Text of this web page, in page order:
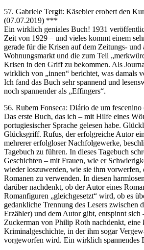
57. Gabriele Tergit: Käsebier erobert den
(07.07.2019) ***
Ein wirklich geniales Buch! 1931
Zeit von 1929 – und vieles kommt einem
gerade für die Krisen auf dem Zeitungs- und
Wohnungsmarkt und die zum Teil
Krisen in den Griff zu bekommen. Als
wirklich von „innen“ berichtet, was damals
Ich fand das Buch sehr spannend und
noch spannender als „Effingers“.
56. Rubem Fonseca: Diário de um
Das erste Buch, das ich – mit Hilfe eines
portugiesischer Sprache gelesen habe.
Glücksgriff. Rufus, der erfolgreiche Autor
mehrerer erfolgloser Nachfolgewerke,
Tagebuch zu führen. In dieses Tagebuch
Geschichten – mit Frauen, wie er
wieder loszuwerden, wie sie ihm vorwerfen,
Romanen zu verwenden. In diesen
darüber nachdenkt, ob der Autor eines
Romanfiguren „gleichgesetzt“ wird, ob es
gedankliche Trennung des Lesers zwischen
Erzähler) und dem Autor gibt, entspinnt sich
Zuckerman von Philip Roth nachdenkt, eine
Kriminalgeschichte, in der ihm sogar
vorgeworfen wird. Ein wirklich spannendes